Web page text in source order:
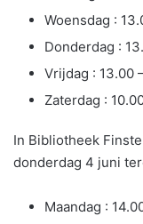
Woensdag :
Donderdag :
Vrijdag : 13.00
Zaterdag :
In Bibliotheek
donderdag 4 juni
Maandag :